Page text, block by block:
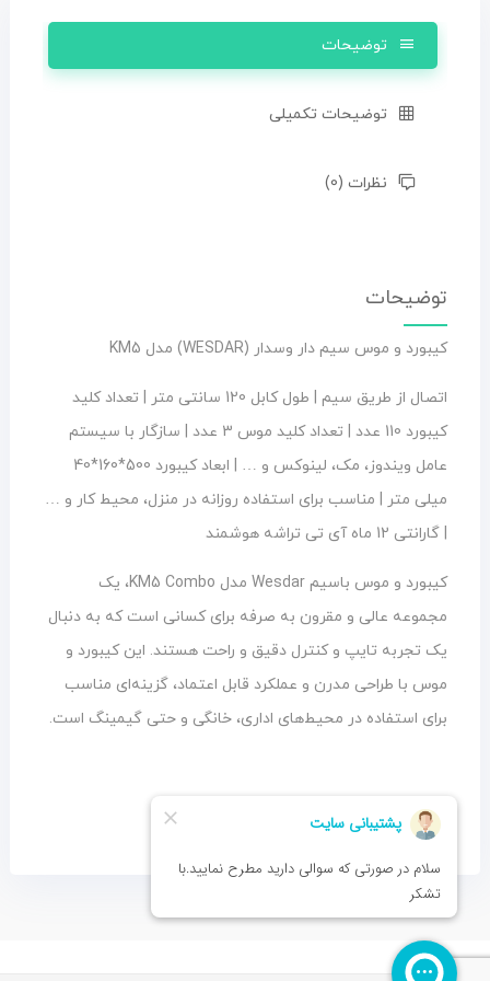
توضیحات
توضیحات تکمیلی
نظرات (0)
توضیحات
کیبورد و موس سیم دار وسدار (WESDAR) مدل KM5
اتصال از طریق سیم | طول کابل 120 سانتی متر | تعداد کلید
کیبورد 110 عدد | تعداد کلید موس 3 عدد | سازگار با سیستم
عامل ویندوز، مک، لینوکس و … | ابعاد کیبورد 500*160*40
میلی متر | مناسب برای استفاده روزانه در منزل، محیط کار و …
| گارانتی 12 ماه آی تی تراشه هوشمند
کیبورد و موس باسیم Wesdar مدل KM5 Combo، یک
مجموعه عالی و مقرون به صرفه برای کسانی است که به دنبال
یک تجربه تایپ و کنترل دقیق و راحت هستند. این کیبورد و
موس با طراحی مدرن و عملکرد قابل اعتماد، گزینه‌ای مناسب
برای استفاده در محیط‌های اداری، خانگی و حتی گیمینگ است.